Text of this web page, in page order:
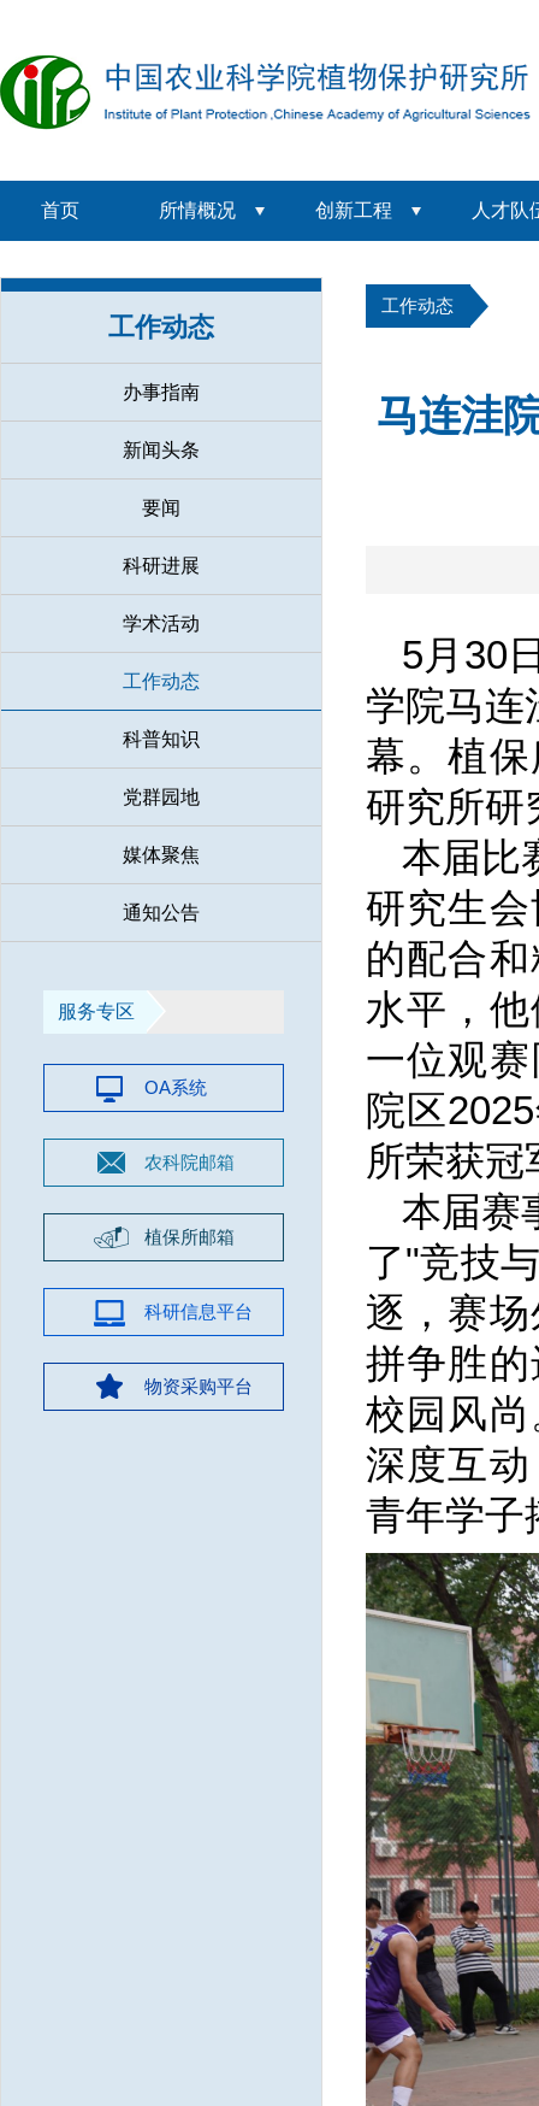
首页 所情概况 创新工程 人才队
工作动态
办事指南
新闻头条
要闻
科研进展
学术活动
工作动态
科普知识
党群园地
媒体聚焦
通知公告
服务专区
OA系统
农科院邮箱
植保所邮箱
科研信息平台
物资采购平台
工作动态
马连洼
5月30
学院马连
幕。植
研究所研
本届比
研究生
的配合
水平，
一位观
院区
所荣获
本届赛
了"竞技
逐，赛
拼争胜
校园风
深度互
青年学子